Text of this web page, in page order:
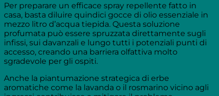
Per preparare un efficace spray repellente fatto in
casa, basta diluire quindici gocce di olio essenziale in
mezzo litro d’acqua tiepida. Questa soluzione
profumata può essere spruzzata direttamente sugli
infissi, sui davanzali e lungo tutti i potenziali punti di
accesso, creando una barriera olfattiva molto
sgradevole per gli ospiti.
Anche la piantumazione strategica di erbe
aromatiche come la lavanda o il rosmarino vicino agli